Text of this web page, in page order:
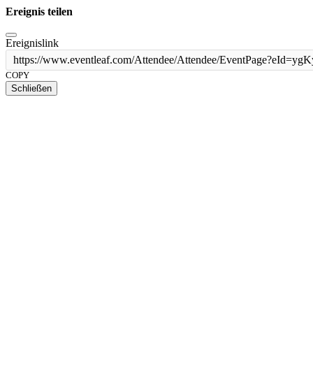
Ereignis teilen
Ereignislink
https://www.eventleaf.com/Attendee/Attendee/
COPY